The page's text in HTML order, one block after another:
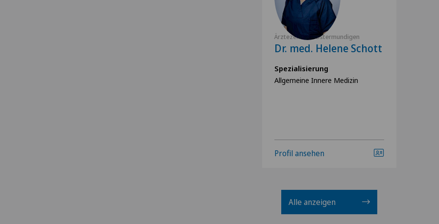
Ärztezentrum Ostermundigen
Dr. med. Helene Schott
Spezialisierung
Allgemeine Innere Medizin
Profil ansehen
Alle anzeigen